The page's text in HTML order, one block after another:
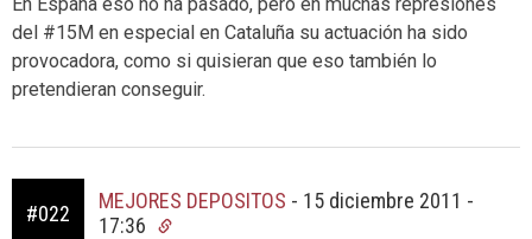
del #15M en especial en Cataluña su actuación ha sido
provocadora, como si quisieran que eso también lo
pretendieran conseguir.
#022
MEJORES DEPOSITOS - 15 diciembre 2011 -
17:36